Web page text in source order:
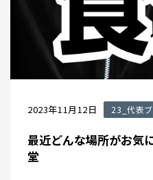
2023年11月12日 23_代表
最近どんな場所がお気
堂